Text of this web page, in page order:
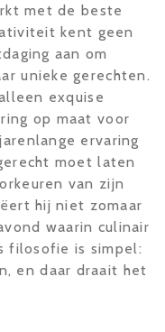
met de beste
kent geen
aan om
unieke gerechten.
exquise
op maat voor
ervaring
moet laten
van zijn
hij niet zomaar
waarin culinair
filosofie is simpel:
en daar draait het